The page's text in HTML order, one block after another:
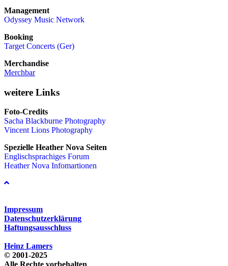
Management
Odyssey Music Network
Booking
Target Concerts (Ger)
Merchandise
Merchbar
weitere Links
Foto-Credits
Sacha Blackburne Photography
Vincent Lions Photography
Spezielle Heather Nova Seiten
Englischsprachiges Forum
Heather Nova Infomartionen
Impressum
Datenschutzerklärung
Haftungsausschluss
Heinz Lamers
© 2001-2025